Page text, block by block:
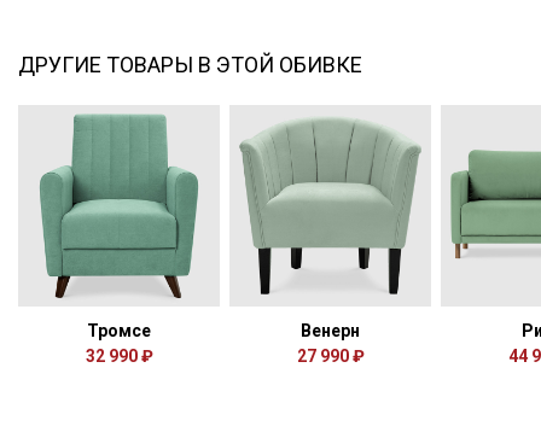
ДРУГИЕ ТОВАРЫ В ЭТОЙ ОБИВКЕ
Тромсе
32 990 ₽
Венерн
27 990 ₽
44